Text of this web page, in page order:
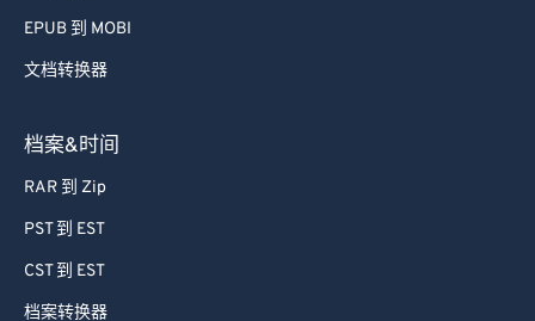
EPUB 到 MOBI
文档转换器
档案&时间
RAR 到 Zip
PST 到 EST
CST 到 EST
档案转换器